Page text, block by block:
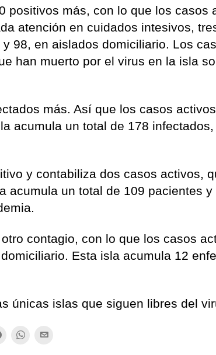
positivos más, con lo que los casos
atención en cuidados intesivos,
98, en aislados domiciliario. Los
han muerto por el virus en la isla
más. Así que los casos
acumula un total de 178
y contabiliza dos casos activos,
acumula un total de 109 pacientes y
contagio, con lo que los casos
Esta isla acumula 12
únicas islas que siguen libres del